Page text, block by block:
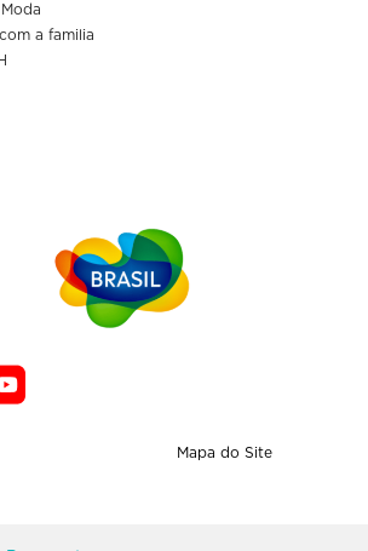
a familia
Mapa do Site